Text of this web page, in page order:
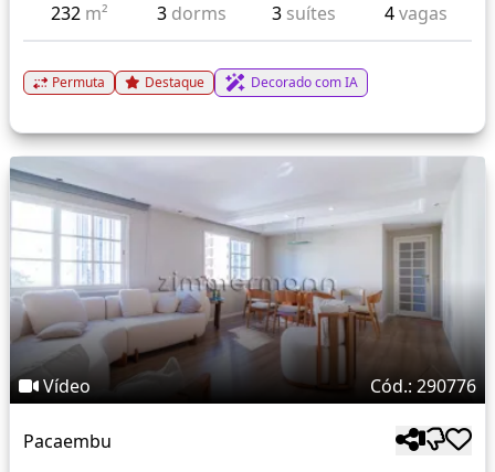
232 m² 3 dorms 3 suítes 4vagas
Permuta Destaque Decorado com IA
Vídeo Cód.: 290776
Pacaembu